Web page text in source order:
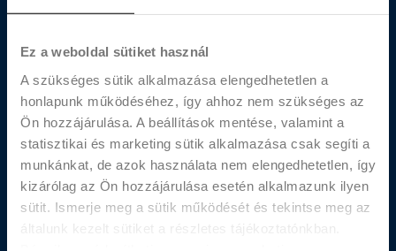
Ez a weboldal sütiket használ
A szükséges sütik alkalmazása elengedhetetlen a
honlapunk működéséhez, így ahhoz nem szükséges az
Ön hozzájárulása. A beállítások mentése, valamint a
statisztikai és marketing sütik alkalmazása csak segíti a
munkánkat, de azok használata nem elengedhetetlen, így
kizárólag az Ön hozzájárulása esetén alkalmazunk ilyen
sütit. Ismerje meg a sütik működését és tekintse meg az
általunk kezelt sütiket a részletes tájékoztatónkban.
MUNKAVÁLLALÁS FELTÉTELEI
RÓLUNK
BEMUTATKOZUNK
KAPCSOLAT
DIÁKOKNAK
CÉGEKNEK